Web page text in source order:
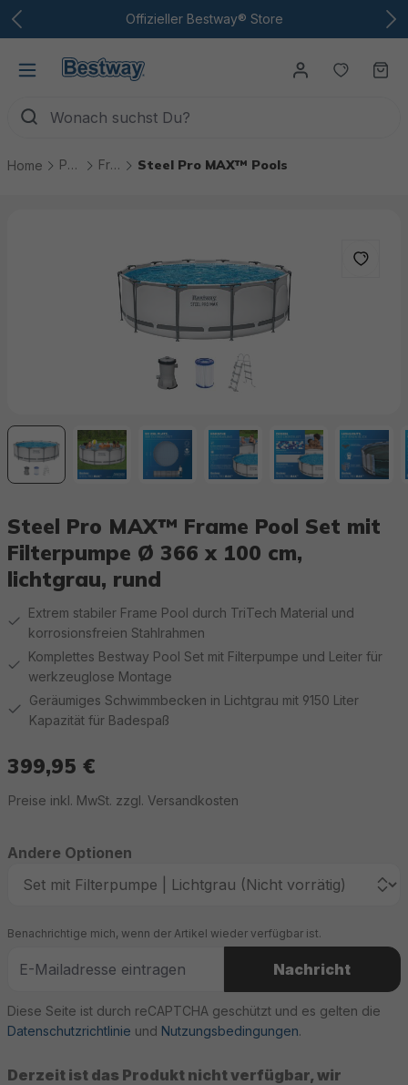
Zum Hauptinhalt Offizieller Bestway® Store
Du
Home Pools Frame-Pools Steel Pro MAX™ Pools
Steel Pro MAX™ Frame Pool Set mit
Filterpumpe Ø 366 x 100 cm,
lichtgrau, rund
Extrem stabiler Frame Pool durch TriTech Material und
korrosionsfreien Stahlrahmen
Komplettes Bestway Pool Set mit Filterpumpe und Leiter für
werkzeuglose Montage
Geräumiges Schwimmbecken in Lichtgrau mit 9150 Liter
Kapazität für Badespaß
399,95 €
Preise inkl. MwSt. zzgl. Versandkosten
Derzeit ist das Produkt nicht verfügbar, wir
Andere Optionen
Benachrichtige mich, wenn der Artikel wieder verfügbar ist.
Nachricht
Diese Seite ist durch reCAPTCHA geschützt und es gelten die
Datenschutzrichtlinie und Nutzungsbedingungen.